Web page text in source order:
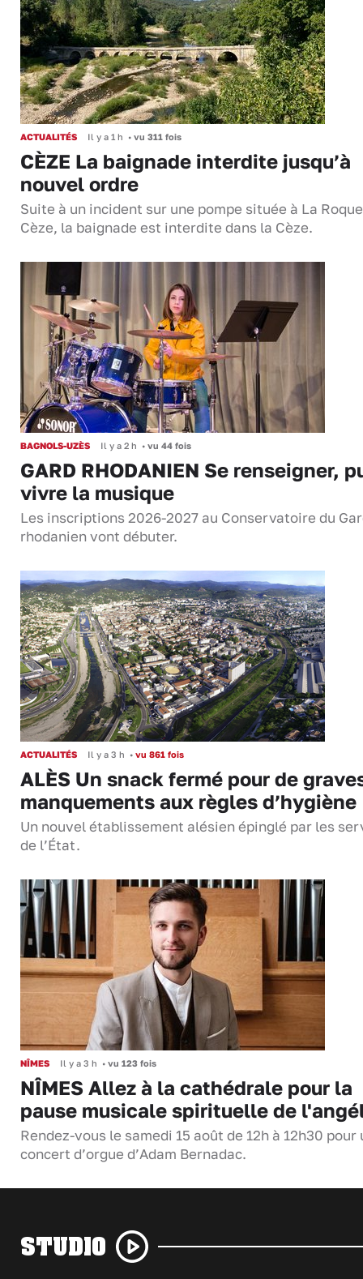
ACTUALITÉS Il y a 1 h • vu 311 fois
CÈZE La baignade interdite jusqu’à
nouvel ordre
Suite à un incident sur une pompe située à La
Cèze, la baignade est interdite dans la Cèze.
BAGNOLS-UZÈS Il y a 2 h • vu 44 fois
GARD RHODANIEN Se renseigner,
vivre la musique
Les inscriptions 2026-2027 au Conservatoire du
rhodanien vont débuter.
ACTUALITÉS Il y a 3 h • vu 861 fois
ALÈS Un snack fermé pour de
manquements aux règles d’hygiène
Un nouvel établissement alésien épinglé par les
de l’État.
NÎMES Il y a 3 h • vu 123 fois
NÎMES Allez à la cathédrale pour la
pause musicale spirituelle de
Rendez-vous le samedi 15 août de 12h à 12h30 pour
concert d’orgue d’Adam Bernadac.
STUDIO